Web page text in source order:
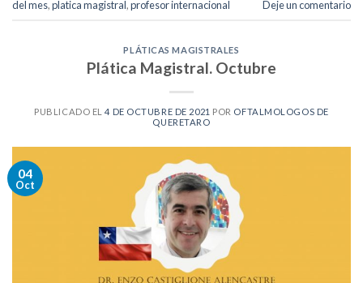
del mes,platica magistral,profesor internacional Deje un comentario
PLÁTICAS MAGISTRALES
Plática Magistral. Octubre
PUBLICADO EL4 DE OCTUBRE DE 2021 POR OFTALMOLOGOS DE
QUERETARO
04
Oct